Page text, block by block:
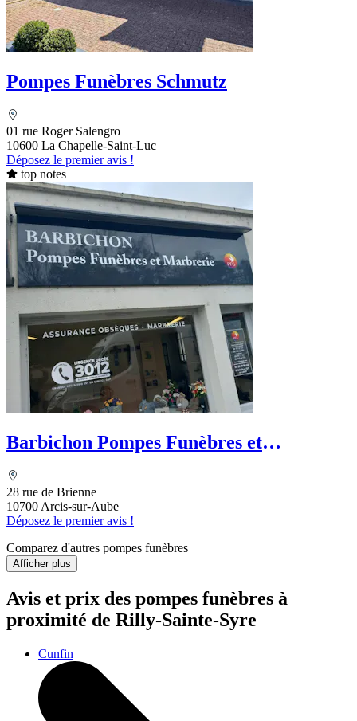
Pompes Funèbres Schmutz
01 rue Roger Salengro
10600 La Chapelle-Saint-Luc
Déposez le premier avis !
top notes
Barbichon Pompes Funèbres et
28 rue de Brienne
10700 Arcis-sur-Aube
Déposez le premier avis !
Comparez d'autres pompes funèbres
Afficher plus
Avis et prix des pompes funèbres à
proximité de Rilly-Sainte-Syre
Cunfin